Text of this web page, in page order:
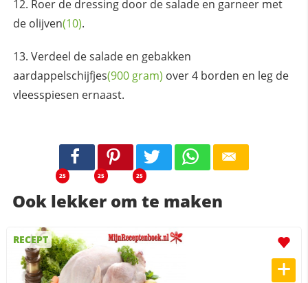
Roer de dressing door de salade en garneer met
de olijven(10).
Verdeel de salade en gebakken
aardappelschijfjes(900 gram) over 4 borden en leg de
vleesspiesen ernaast.
25 25 25
Ook lekker om te maken
RECEPT